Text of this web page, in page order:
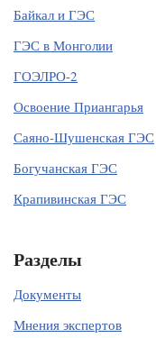
Байкал и ГЭС
ГЭС в Монголии
ГОЭЛРО-2
Освоение Приангарья
Саяно-Шушенская ГЭС
Богучанская ГЭС
Крапивинская ГЭС
Разделы
Документы
Мнения экспертов